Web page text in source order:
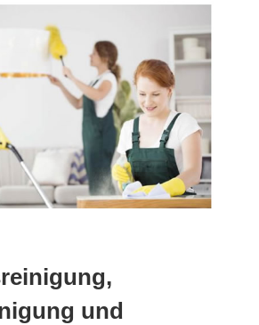
und